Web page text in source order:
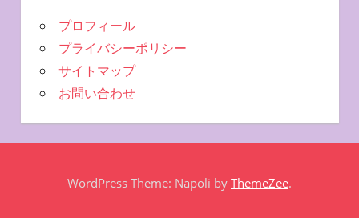
プロフィール
プライバシーポリシー
サイトマップ
お問い合わせ
WordPress Theme: Napoli by ThemeZee.